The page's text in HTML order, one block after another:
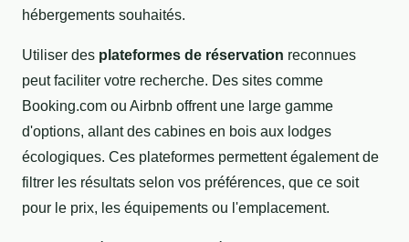
hébergements souhaités.
Utiliser des plateformes de réservation reconnues
peut faciliter votre recherche. Des sites comme
Booking.com ou Airbnb offrent une large gamme
d'options, allant des cabines en bois aux lodges
écologiques. Ces plateformes permettent également de
filtrer les résultats selon vos préférences, que ce soit
pour le prix, les équipements ou l'emplacement.